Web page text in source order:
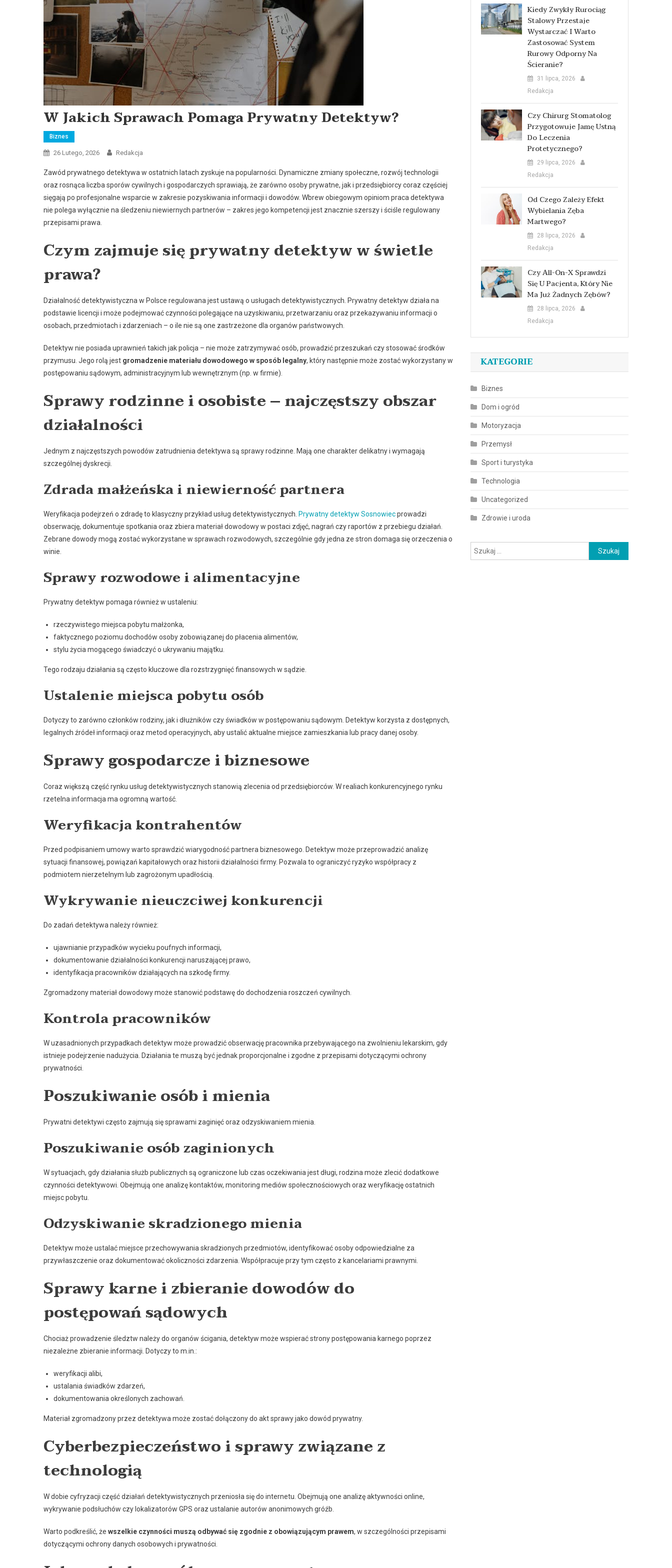
W Jakich Sprawach Pomaga Prywatny Detektyw?
Biznes
26 Lutego, 2026 Redakcja
Zawód prywatnego detektywa w ostatnich latach zyskuje na popularności. Dynamiczne zmiany społeczne, rozwój technologii
oraz rosnąca liczba sporów cywilnych i gospodarczych sprawiają, że zarówno osoby prywatne, jak i przedsiębiorcy coraz częściej
sięgają po profesjonalne wsparcie w zakresie pozyskiwania informacji i dowodów. Wbrew obiegowym opiniom praca detektywa
nie polega wyłącznie na śledzeniu niewiernych partnerów – zakres jego kompetencji jest znacznie szerszy i ściśle regulowany
przepisami prawa.
Czym zajmuje się prywatny detektyw w świetle
prawa?
Działalność detektywistyczna w Polsce regulowana jest ustawą o usługach detektywistycznych. Prywatny detektyw działa na
podstawie licencji i może podejmować czynności polegające na uzyskiwaniu, przetwarzaniu oraz przekazywaniu informacji o
osobach, przedmiotach i zdarzeniach – o ile nie są one zastrzeżone dla organów państwowych.
Detektyw nie posiada uprawnień takich jak policja – nie może zatrzymywać osób, prowadzić przeszukań czy stosować środków
przymusu. Jego rolą jest gromadzenie materiału dowodowego w sposób legalny, który następnie może zostać wykorzystany w
postępowaniu sądowym, administracyjnym lub wewnętrznym (np. w firmie).
Sprawy rodzinne i osobiste – najczęstszy obszar
działalności
Jednym z najczęstszych powodów zatrudnienia detektywa są sprawy rodzinne. Mają one charakter delikatny i wymagają
szczególnej dyskrecji.
Zdrada małżeńska i niewierność partnera
Weryfikacja podejrzeń o zdradę to klasyczny przykład usług detektywistycznych. Prywatny detektyw Sosnowiecprowadzi
obserwację, dokumentuje spotkania oraz zbiera materiał dowodowy w postaci zdjęć, nagrań czy raportów z przebiegu działań.
Zebrane dowody mogą zostać wykorzystane w sprawach rozwodowych, szczególnie gdy jedna ze stron domaga się orzeczenia o
winie.
Sprawy rozwodowe i alimentacyjne
Prywatny detektyw pomaga również w ustaleniu:
rzeczywistego miejsca pobytu małżonka,
faktycznego poziomu dochodów osoby zobowiązanej do płacenia alimentów,
stylu życia mogącego świadczyć o ukrywaniu majątku.
Tego rodzaju działania są często kluczowe dla rozstrzygnięć finansowych w sądzie.
Ustalenie miejsca pobytu osób
Dotyczy to zarówno członków rodziny, jak i dłużników czy świadków w postępowaniu sądowym. Detektyw korzysta z dostępnych,
legalnych źródeł informacji oraz metod operacyjnych, aby ustalić aktualne miejsce zamieszkania lub pracy danej osoby.
Sprawy gospodarcze i biznesowe
Coraz większą część rynku usług detektywistycznych stanowią zlecenia od przedsiębiorców. W realiach konkurencyjnego rynku
rzetelna informacja ma ogromną wartość.
Weryfikacja kontrahentów
Przed podpisaniem umowy warto sprawdzić wiarygodność partnera biznesowego. Detektyw może przeprowadzić analizę
sytuacji finansowej, powiązań kapitałowych oraz historii działalności firmy. Pozwala to ograniczyć ryzyko współpracy z
podmiotem nierzetelnym lub zagrożonym upadłością.
Wykrywanie nieuczciwej konkurencji
Do zadań detektywa należy również:
ujawnianie przypadków wycieku poufnych informacji,
dokumentowanie działalności konkurencji naruszającej prawo,
identyfikacja pracowników działających na szkodę firmy.
Zgromadzony materiał dowodowy może stanowić podstawę do dochodzenia roszczeń cywilnych.
Kontrola pracowników
W uzasadnionych przypadkach detektyw może prowadzić obserwację pracownika przebywającego na zwolnieniu lekarskim, gdy
istnieje podejrzenie nadużycia. Działania te muszą być jednak proporcjonalne i zgodne z przepisami dotyczącymi ochrony
prywatności.
Poszukiwanie osób i mienia
Prywatni detektywi często zajmują się sprawami zaginięć oraz odzyskiwaniem mienia.
Poszukiwanie osób zaginionych
W sytuacjach, gdy działania służb publicznych są ograniczone lub czas oczekiwania jest długi, rodzina może zlecić dodatkowe
czynności detektywowi. Obejmują one analizę kontaktów, monitoring mediów społecznościowych oraz weryfikację ostatnich
miejsc pobytu.
Odzyskiwanie skradzionego mienia
Detektyw może ustalać miejsce przechowywania skradzionych przedmiotów, identyfikować osoby odpowiedzialne za
przywłaszczenie oraz dokumentować okoliczności zdarzenia. Współpracuje przy tym często z kancelariami prawnymi.
Sprawy karne i zbieranie dowodów do
postępowań sądowych
Chociaż prowadzenie śledztw należy do organów ścigania, detektyw może wspierać strony postępowania karnego poprzez
niezależne zbieranie informacji. Dotyczy to m.in.:
weryfikacji alibi,
ustalania świadków zdarzeń,
dokumentowania określonych zachowań.
Materiał zgromadzony przez detektywa może zostać dołączony do akt sprawy jako dowód prywatny.
Cyberbezpieczeństwo i sprawy związane z
technologią
W dobie cyfryzacji część działań detektywistycznych przeniosła się do internetu. Obejmują one analizę aktywności online,
wykrywanie podsłuchów czy lokalizatorów GPS oraz ustalanie autorów anonimowych gróźb.
Warto podkreślić, że wszelkie czynności muszą odbywać się zgodnie z obowiązującym prawem, w szczególności przepisami
dotyczącymi ochrony danych osobowych i prywatności.
Kiedy Zwykły Rurociąg
Stalowy Przestaje
Wystarczać I Warto
Zastosować System
Rurowy Odporny Na
Ścieranie?
31 lipca, 2026
Redakcja
Czy Chirurg Stomatolog
Przygotowuje Jamę Ustną
Do Leczenia
Protetycznego?
29 lipca, 2026
Redakcja
Od Czego Zależy Efekt
Wybielania Zęba
Martwego?
28 lipca, 2026
Redakcja
Czy All-On-X Sprawdzi
Się U Pacjenta, Który Nie
Ma Już Żadnych Zębów?
28 lipca, 2026
Redakcja
KATEGORIE
Biznes
Dom i ogród
Motoryzacja
Przemysł
Sport i turystyka
Technologia
Uncategorized
Zdrowie i uroda
Szukaj: